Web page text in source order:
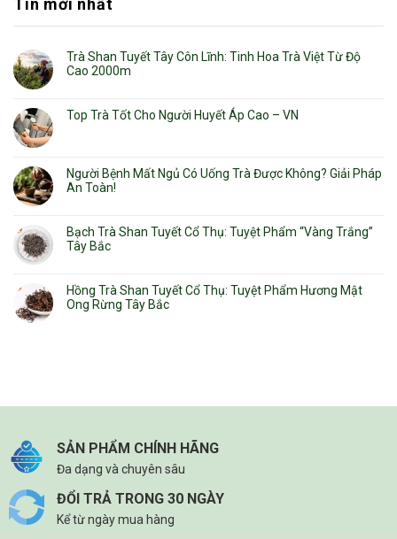
Tin mới nhất
Trà Shan Tuyết Tây Côn Lĩnh: Tinh Hoa Trà Việt Từ Độ
Cao 2000m
Top Trà Tốt Cho Người Huyết Áp Cao – VN
Người Bệnh Mất Ngủ Có Uống Trà Được Không? Giải Pháp
An Toàn!
Bạch Trà Shan Tuyết Cổ Thụ: Tuyệt Phẩm “Vàng Trắng”
Tây Bắc
Hồng Trà Shan Tuyết Cổ Thụ: Tuyệt Phẩm Hương Mật
Ong Rừng Tây Bắc
SẢN PHẨM CHÍNH HÃNG
Đa dạng và chuyên sâu
ĐỔI TRẢ TRONG 30 NGÀY
Kể từ ngày mua hàng